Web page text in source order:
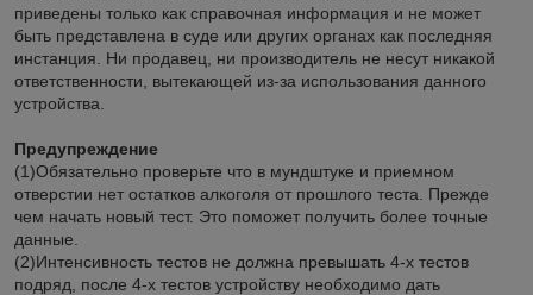
приведены только как справочная информация и не может
быть представлена в суде или других органах как последняя
инстанция. Ни продавец, ни производитель не несут никакой
ответственности, вытекающей из-за использования данного
устройства.
Предупреждение
(1)Обязательно проверьте что в мундштуке и приемном
отверстии нет остатков алкоголя от прошлого теста. Прежде
чем начать новый тест. Это поможет получить более точные
данные.
(2)Интенсивность тестов не должна превышать 4-х тестов
подряд, после 4-х тестов устройству необходимо дать